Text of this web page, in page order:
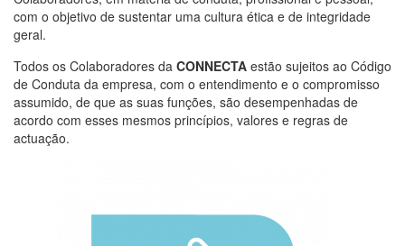
com o objetivo de sustentar uma cultura ética e de integridade
geral.
Todos os Colaboradores da CONNECTA estão sujeitos ao Código
de Conduta da empresa, com o entendimento e o compromisso
assumido, de que as suas funções, são desempenhadas de
acordo com esses mesmos princípios, valores e regras de
actuação.